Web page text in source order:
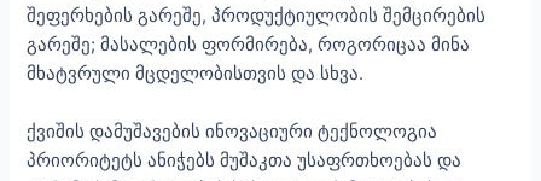
შეფერხების გარეშე, პროდუქტიულობის შემცირების
გარეშე; მასალების ფორმირება, როგორიცაა მინა
მხატვრული მცდელობისთვის და სხვა.
ქვიშის დამუშავების ინოვაციური ტექნოლოგია
პრიორიტეტს ანიჭებს მუშაკთა უსაფრთხოებას და